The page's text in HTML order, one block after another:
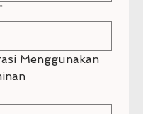
*
Menggunakan